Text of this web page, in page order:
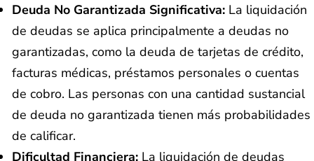
Deuda No Garantizada Significativa: La liquidación
de deudas se aplica principalmente a deudas no
garantizadas, como la deuda de tarjetas de crédito,
facturas médicas, préstamos personales o cuentas
de cobro. Las personas con una cantidad sustancial
de deuda no garantizada tienen más probabilidades
de calificar.
Dificultad Financiera: La liquidación de deudas